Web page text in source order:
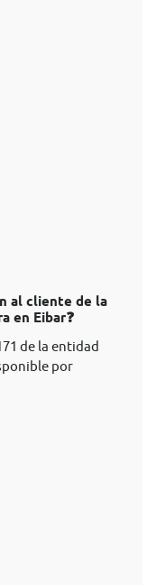
al cliente de la
en Eibar❓
de la entidad
por